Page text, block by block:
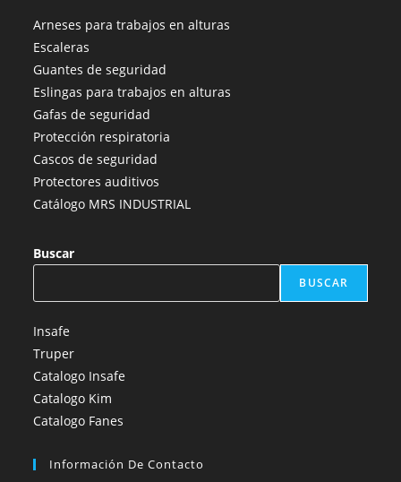
abre
en
una
nueva
pestaña
abre
una
nueva
pestaña
abre
una
nueva
pestaña
abre
nueva
Arneses para trabajos en alturas
Escaleras
Guantes de seguridad
Eslingas para trabajos en alturas
Gafas de seguridad
Protección respiratoria
Cascos de seguridad
Protectores auditivos
Catálogo MRS INDUSTRIAL
Buscar
BUSCAR
Insafe
Truper
Catalogo Insafe
Catalogo Kim
Catalogo Fanes
Información De Contacto